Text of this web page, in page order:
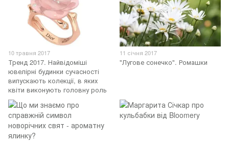
10 травня 2017
Тренд 2017. Найвідоміші
ювелірні будинки сучасності
випускають колекції, в яких
квіти виконують головну роль
11 січня 2017
"Лугове сонечко". Ромашки